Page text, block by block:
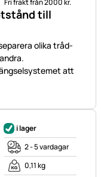
till
olika tråd-
att
Fri frakt från 2000 kr.
i lager
2 - 5 vardagar
0,11 kg